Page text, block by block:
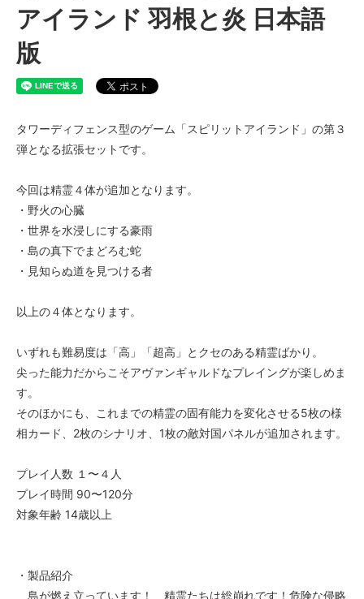
アイランド 羽根と炎 日本語
版
タワーディフェンス型のゲーム「スピリットアイランド」の第３
弾となる拡張セットです。
今回は精霊４体が追加となります。
・野火の心臓
・世界を水浸しにする豪雨
・島の真下でまどろむ蛇
・見知らぬ道を見つける者
以上の４体となります。
いずれも難易度は「高」「超高」とクセのある精霊ばかり。
尖った能力だからこそアヴァンギャルドなプレイングが楽しめま
す。
そのほかにも、これまでの精霊の固有能力を変化させる5枚の様
相カード、2枚のシナリオ、1枚の敵対国パネルが追加されます。
プレイ人数 １〜４人
プレイ時間 90〜120分
対象年齢 14歳以上
・製品紹介
島が燃え立っています！ 精霊たちは総崩れです！危険な侵略